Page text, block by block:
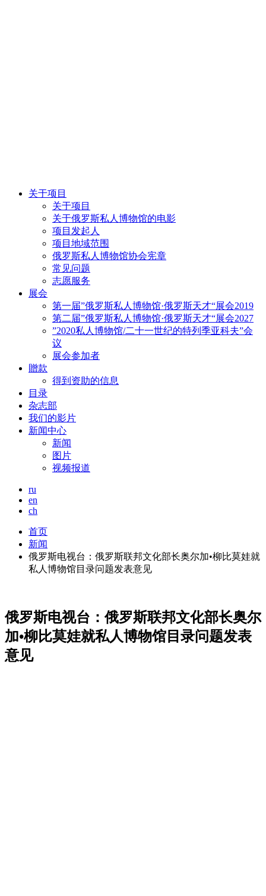
关于项目
关于项目
关于俄罗斯私人博物馆的电影
项目发起人
项目地域范围
俄罗斯私人博物馆协会宪章
常见问题
志愿服务
展会
第一届”俄罗斯私人博物馆·俄罗斯天才“展会2019
第二届”俄罗斯私人博物馆·俄罗斯天才“展会2027
”2020私人博物馆/二十一世纪的特列季亚科夫”会
议
展会参加者
贈款
得到资助的信息
目录
杂志部
我们的影片
新闻中心
新闻
图片
视频报道
ru
en
ch
首页
新闻
俄罗斯电视台：俄罗斯联邦文化部长奥尔加•柳比莫娃就
私人博物馆目录问题发表意见
俄罗斯电视台：俄罗斯联邦文化部长奥尔
加•柳比莫娃就私人博物馆目录问题发表
意见